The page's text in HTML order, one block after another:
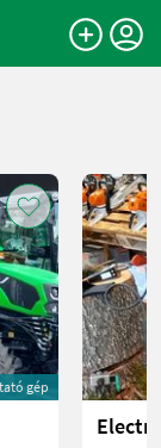
gép